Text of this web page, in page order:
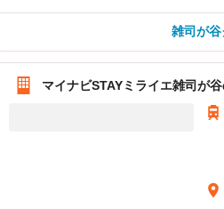
雑司が
マイナビSTAYミライエ雑司が